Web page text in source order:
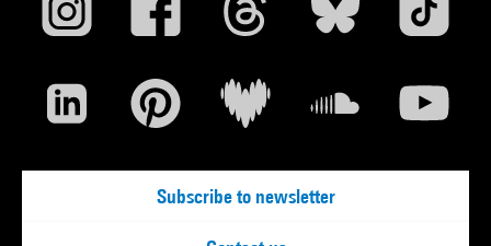
Subscribe to newsletter